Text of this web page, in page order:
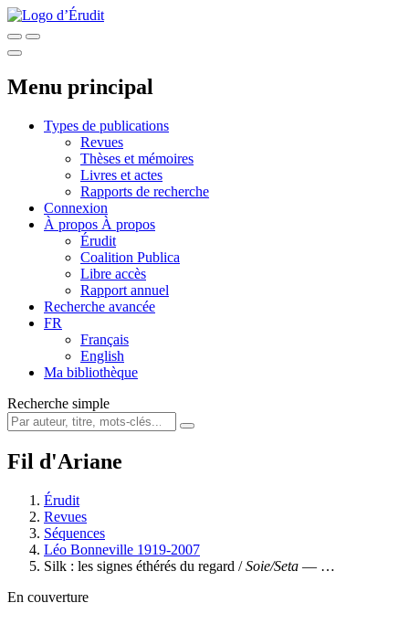
Menu principal
Types de publications
Revues
Thèses et mémoires
Livres et actes
Rapports de recherche
Connexion
À propos À propos
Érudit
Coalition Publica
Libre accès
Rapport annuel
Recherche avancée
FR
Français
English
Ma bibliothèque
Recherche simple
Fil d'Ariane
Érudit
Revues
Séquences
Léo Bonneville 1919-2007
Silk : les signes éthérés du regard /Soie/Seta — …
En couverture